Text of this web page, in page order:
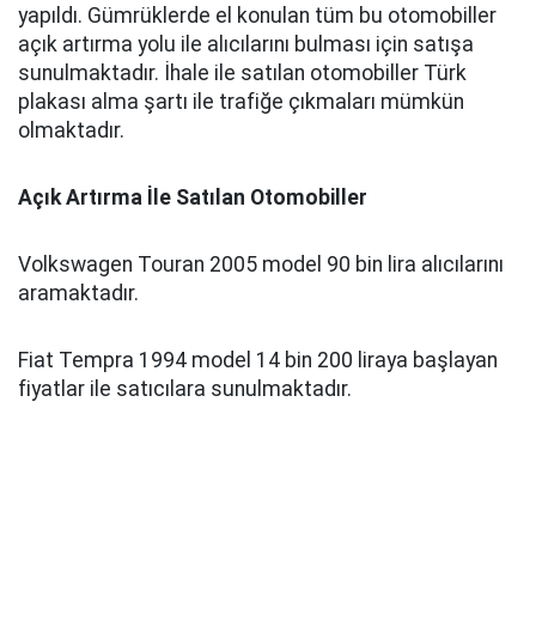
yapıldı. Gümrüklerde el konulan tüm bu otomobiller
açık artırma yolu ile alıcılarını bulması için satışa
sunulmaktadır. İhale ile satılan otomobiller Türk
plakası alma şartı ile trafiğe çıkmaları mümkün
olmaktadır.
Açık Artırma İle Satılan Otomobiller
Volkswagen Touran 2005 model 90 bin lira alıcılarını
aramaktadır.
Fiat Tempra 1994 model 14 bin 200 liraya başlayan
fiyatlar ile satıcılara sunulmaktadır.